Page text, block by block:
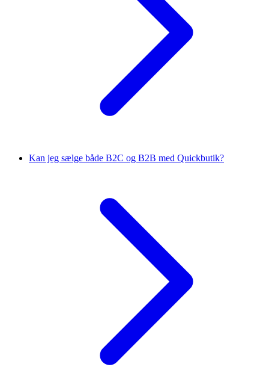
Kan jeg sælge både B2C og B2B med Quickbutik?